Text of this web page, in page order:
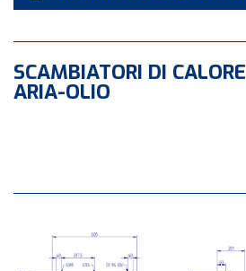
SCAMBIATORI DI CALORE
ARIA-OLIO